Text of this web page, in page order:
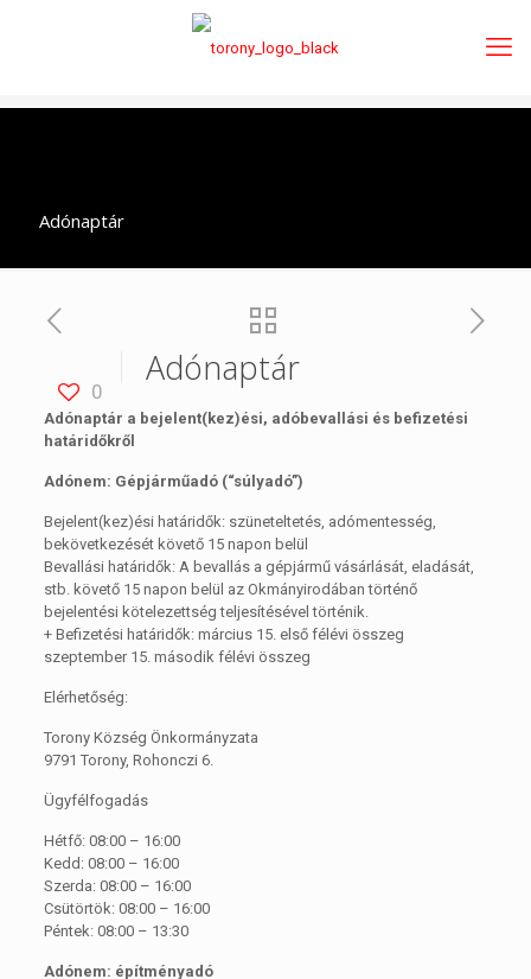
Adónaptár
0
Adónaptár
Adónaptár a bejelent(kez)ési, adóbevallási és befizetési
határidőkről
Adónem: Gépjárműadó (“súlyadó”)
Bejelent(kez)ési határidők: szüneteltetés, adómentesség,
bekövetkezését követő 15 napon belül
Bevallási határidők: A bevallás a gépjármű vásárlását, eladását,
stb. követő 15 napon belül az Okmányirodában történő
bejelentési kötelezettség teljesítésével történik.
+ Befizetési határidők: március 15. első félévi összeg
szeptember 15. második félévi összeg
Elérhetőség:
Torony Község Önkormányzata
9791 Torony, Rohonczi 6.
Ügyfélfogadás
Hétfő: 08:00 – 16:00
Kedd: 08:00 – 16:00
Szerda: 08:00 – 16:00
Csütörtök: 08:00 – 16:00
Péntek: 08:00 – 13:30
Adónem: építményadó